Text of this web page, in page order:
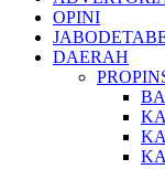
OPINI
DAERAH